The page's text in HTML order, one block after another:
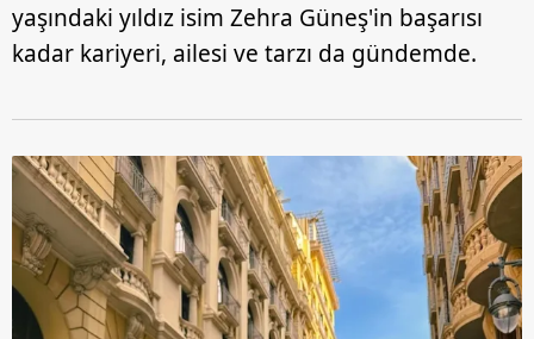
yaşındaki yıldız isim Zehra Güneş'in başarısı
kadar kariyeri, ailesi ve tarzı da gündemde.